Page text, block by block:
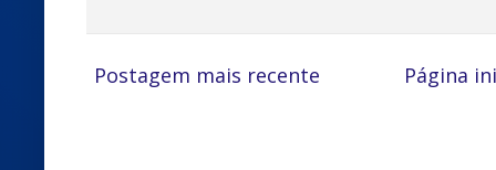
Postagem mais recente Página